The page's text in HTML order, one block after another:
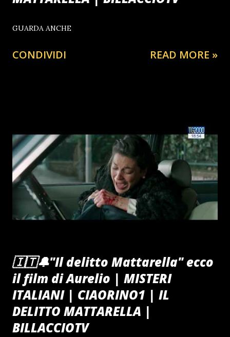
GUARDA ANCHE
CONDIVIDI READ MORE »
🇮🇹🔔"Il delitto Mattarella" ecco
il film di Aurelio | MISTERI
ITALIANI | CIAORINO1 | IL
DELITTO MATTARELLA |
BILLACCIOTV